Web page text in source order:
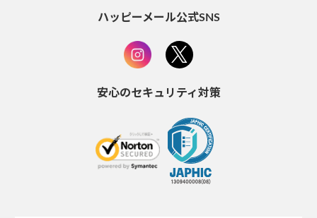
ハッピーメール公式SNS
安心のセキュリティ対策